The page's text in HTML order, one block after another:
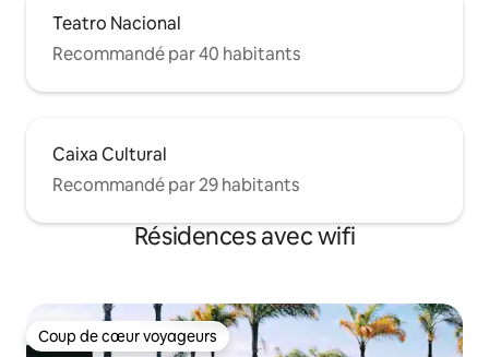
Teatro Nacional
Recommandé par 40 habitants
Caixa Cultural
Recommandé par 29 habitants
Résidences avec wifi
Coup de cœur voyageurs
Coup de cœur voyageurs